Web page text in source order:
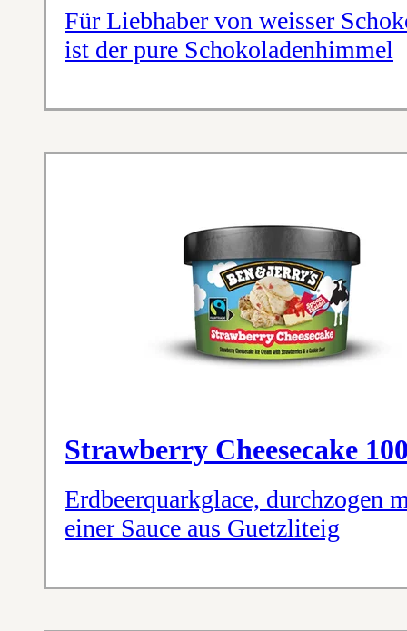
Für Liebhaber von weisser
ist der pure Schokoladenhimmel
Strawberry Cheesecake
Erdbeerquarkglace, durchzogen
einer Sauce aus Guetzliteig